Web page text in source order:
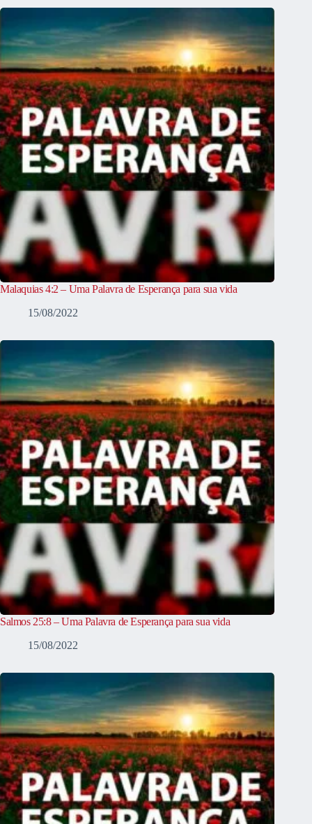
Malaquias 4:2 – Uma Palavra de Esperança para sua vida
15/08/2022
Salmos 25:8 – Uma Palavra de Esperança para sua vida
15/08/2022